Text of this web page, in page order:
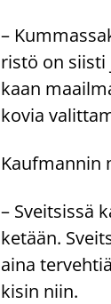
–
ris­tö on
kaan
kovia
Kauf­man­nin
– Sveit­sis­sä
ke­tään.
aina
ki­sin niin.